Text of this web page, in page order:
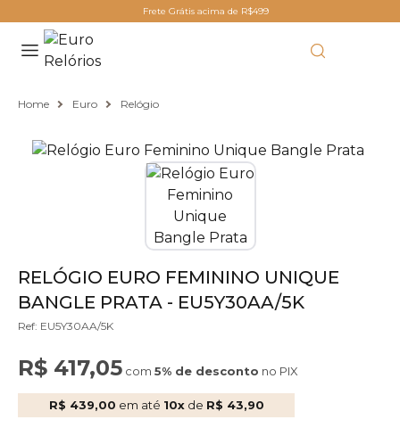
Frete Grátis acima de R$499
Home Euro Relógio
RELÓGIO EURO FEMININO UNIQUE
BANGLE PRATA - EU5Y30AA/5K
Ref: EU5Y30AA/5K
R$ 417,05 com 5% de desconto no PIX
R$ 439,00 em até 10xde R$ 43,90